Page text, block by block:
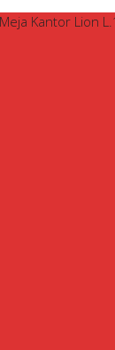
Meja Kantor Lion